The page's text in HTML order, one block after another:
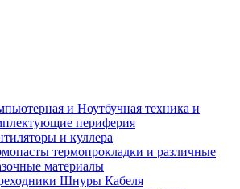
и Ноутбучная техника и
периферия
и куллера
термопрокладки и различные
материалы
Шнуры Кабеля